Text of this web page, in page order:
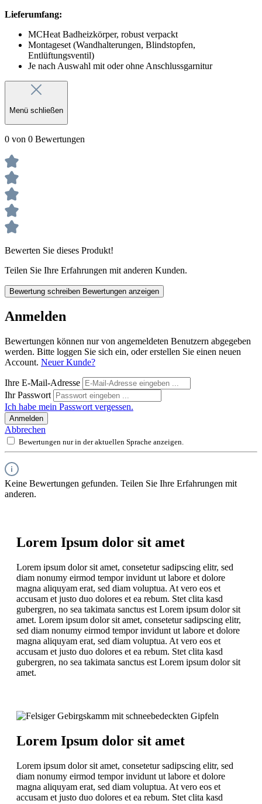
Lieferumfang:
MCHeat Badheizkörper, robust verpackt
Montageset (Wandhalterungen, Blindstopfen,
Entlüftungsventil)
Je nach Auswahl mit oder ohne Anschlussgarnitur
Menü schließen
0 von 0 Bewertungen
Bewerten Sie dieses Produkt!
Teilen Sie Ihre Erfahrungen mit anderen Kunden.
Bewertung schreiben Bewertungen anzeigen
Anmelden
Bewertungen können nur von angemeldeten Benutzern abgegeben
werden. Bitte loggen Sie sich ein, oder erstellen Sie einen neuen
Account. Neuer Kunde?
Ihre E-Mail-Adresse
Ihr Passwort
Ich habe mein Passwort vergessen.
Anmelden
Abbrechen
Bewertungen nur in der aktuellen Sprache anzeigen.
Keine Bewertungen gefunden. Teilen Sie Ihre Erfahrungen mit
anderen.
Lorem Ipsum dolor sit amet
Lorem ipsum dolor sit amet, consetetur sadipscing elitr, sed
diam nonumy eirmod tempor invidunt ut labore et dolore
magna aliquyam erat, sed diam voluptua. At vero eos et
accusam et justo duo dolores et ea rebum. Stet clita kasd
gubergren, no sea takimata sanctus est Lorem ipsum dolor sit
amet. Lorem ipsum dolor sit amet, consetetur sadipscing elitr,
sed diam nonumy eirmod tempor invidunt ut labore et dolore
magna aliquyam erat, sed diam voluptua. At vero eos et
accusam et justo duo dolores et ea rebum. Stet clita kasd
gubergren, no sea takimata sanctus est Lorem ipsum dolor sit
amet.
Lorem Ipsum dolor sit amet
Lorem ipsum dolor sit amet, consetetur sadipscing elitr, sed
diam nonumy eirmod tempor invidunt ut labore et dolore
magna aliquyam erat, sed diam voluptua. At vero eos et
accusam et justo duo dolores et ea rebum. Stet clita kasd